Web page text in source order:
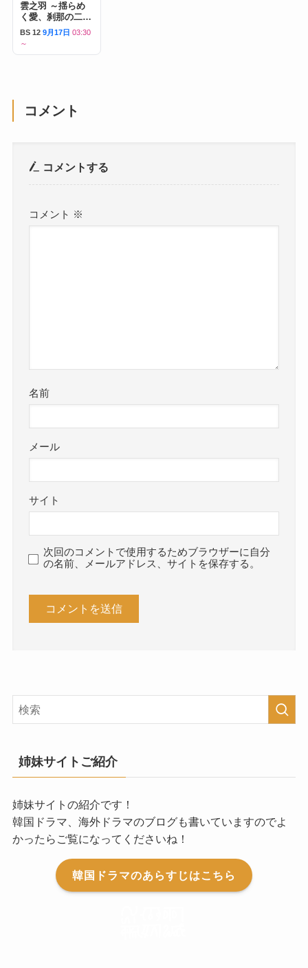
雲之羽 ～揺らめ
く愛、刹那の二人
～
BS 12 9月17日 03:30
～
コメント
コメントする
コメント ※
名前
メール
サイト
次回のコメントで使用するためブラウザーに自分
の名前、メールアドレス、サイトを保存する。
姉妹サイトご紹介
姉妹サイトの紹介です！
韓国ドラマ、海外ドラマのブログも書いていますのでよ
かったらご覧になってくださいね！
韓国ドラマのあらすじはこちら